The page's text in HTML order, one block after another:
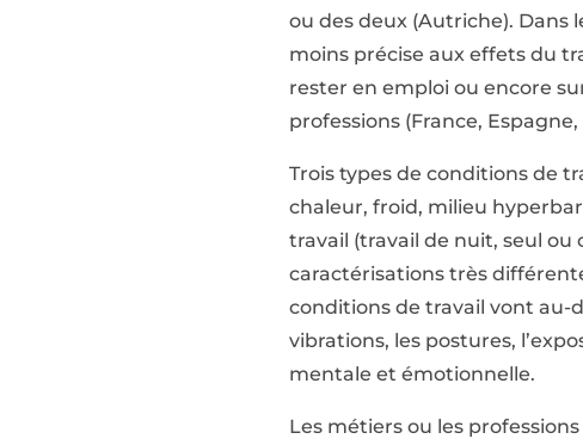
ou des deux (Autriche). Dans
moins précise aux effets du
rester en emploi ou encore
professions (France,
Trois types de conditions de
chaleur, froid, milieu
travail (travail de nuit, seul ou
caractérisations très
conditions de travail vont au-
vibrations, les postures,
mentale et émotionnelle.
Les métiers ou les